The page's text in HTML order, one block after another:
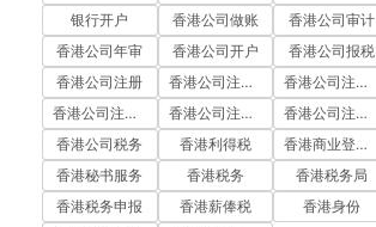
银行开户
香港公司做账
香港公司审计
香港公司年审
香港公司开户
香港公司报税
香港公司注册
香港公司注册代办
香港公司注册处
香港公司注册流程
香港公司注册费用
香港公司注册资料
香港公司税务
香港利得税
香港商业登记证
香港秘书服务
香港税务
香港税务局
香港税务申报
香港薪俸税
香港身份